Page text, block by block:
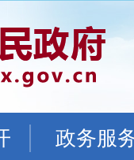
政务服